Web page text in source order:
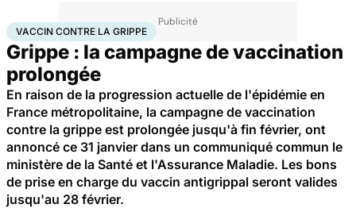
AccueilSantéMédicamentsVaccin contre la grippe
VACCIN CONTRE LA GRIPPE
Grippe : la campagne de vaccination
prolongée
En raison de la progression actuelle de l'épidémie en
France métropolitaine, la campagne de vaccination
contre la grippe est prolongée jusqu'à fin février, ont
annoncé ce 31 janvier dans un communiqué commun le
ministère de la Santé et l'Assurance Maladie. Les bons
de prise en charge du vaccin antigrippal seront valides
jusqu'au 28 février.